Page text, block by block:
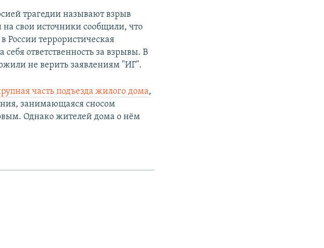
трагедии называют взрыв
на свои источники сообщили, что
России террористическая
себя ответственность за взрывы. В
не верить заявлениям "ИГ".
часть подъезда жилого дома,
занимающаяся сносом
Однако жителей дома о нём